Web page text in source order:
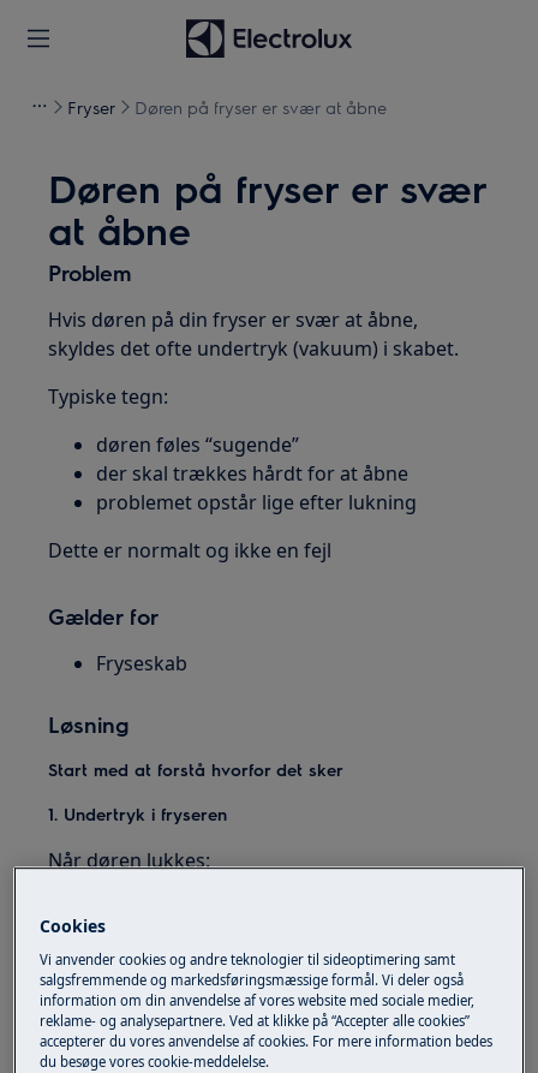
Fryser Døren på fryser er svær at åbne
Døren på fryser er svær
at åbne
Problem
Hvis døren på din fryser er svær at åbne,
skyldes det ofte undertryk (vakuum) i skabet.
Typiske tegn:
døren føles “sugende”
der skal trækkes hårdt for at åbne
problemet opstår lige efter lukning
Dette er normalt og ikke en fejl
Gælder for
Fryseskab
Løsning
Start med at forstå hvorfor det sker
1. Undertryk i fryseren
Når døren lukkes:
luften køles ned
trykket falder inde i skabet
Dette skaber vakuum, som gør døren svær at
åbne
Cookies
Vi anvender cookies og andre teknologier til sideoptimering samt
salgsfremmende og markedsføringsmæssige formål. Vi deler også
information om din anvendelse af vores website med sociale medier,
reklame- og analysepartnere. Ved at klikke på “Accepter alle cookies”
accepterer du vores anvendelse af cookies. For mere information bedes
du besøge vores cookie-meddelelse.